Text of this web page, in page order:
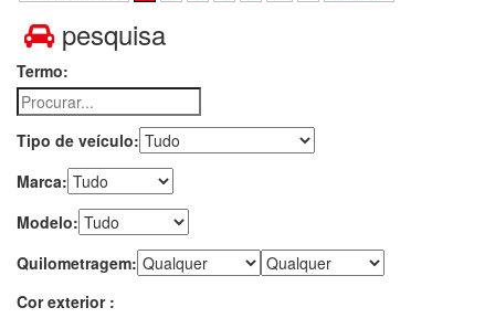
pesquisa
Termo:
Tipo de veículo:
Marca:
Modelo:
Quilometragem:
Cor exterior :